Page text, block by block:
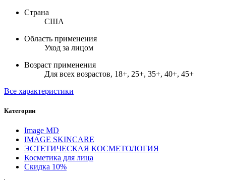
Страна
США
Область применения
Уход за лицом
Возраст применения
Для всех возрастов, 18+, 25+, 35+, 40+, 45+
Все характеристики
Категории
Image MD
IMAGE SKINCARE
ЭСТЕТИЧЕСКАЯ КОСМЕТОЛОГИЯ
Косметика для лица
Скидка 10%